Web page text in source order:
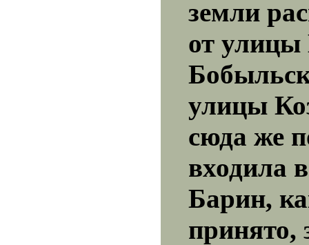
земли
от улицы
улицы
сюда же
входила
Барин,
принято,